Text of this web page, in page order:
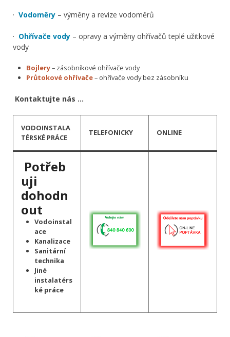
· Vodoměry – výměny a revize vodoměrů
· Ohřívače vody – opravy a výměny ohřívačů teplé užitkové
vody
Bojlery– zásobníkové ohřívače vody
Průtokové ohřívače– ohřívače vody bez zásobníku
Kontaktujte nás …
VODOINSTALA
TÉRSKÉ PRÁCE
TELEFONICKY ONLINE
Potřeb
uji
dohodn
out
Vodoinstal
ace
Kanalizace
Sanitární
technika
Jiné
instalatérs
ké práce